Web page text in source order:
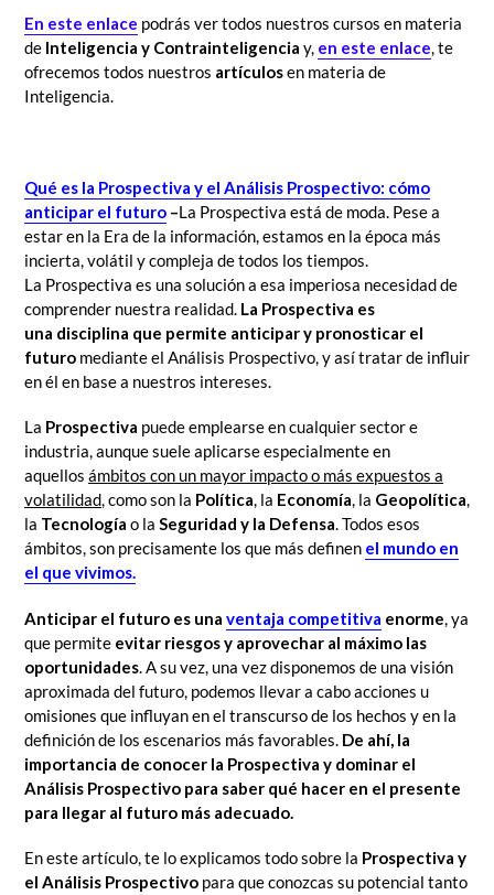
En este enlace podrás ver todos nuestros cursos en materia
de Inteligencia y Contrainteligencia y, en este enlace, te
ofrecemos todos nuestros artículosen materia de
Inteligencia.
Qué es la Prospectiva y el Análisis Prospectivo: cómo
anticipar el futuro –La Prospectiva está de moda. Pese a
estar en la Era de la información, estamos en la época más
incierta, volátil y compleja de todos los tiempos.
La Prospectiva es una solución a esa imperiosa necesidad de
comprender nuestra realidad. La Prospectiva es
una disciplina que permite anticipar y pronosticar el
futuro mediante el Análisis Prospectivo, y así tratar de influir
en él en base a nuestros intereses.
La Prospectiva puede emplearse en cualquier sector e
industria, aunque suele aplicarse especialmente en
aquellos ámbitos con un mayor impacto o más expuestos a
volatilidad, como son la Política, la Economía, la Geopolítica,
la Tecnología o la Seguridad y la Defensa. Todos esos
ámbitos, son precisamente los que más definen el mundo en
el que vivimos.
Anticipar el futuro es una ventaja competitiva enorme, ya
que permite evitar riesgos y aprovechar al máximo las
oportunidades. A su vez, una vez disponemos de una visión
aproximada del futuro, podemos llevar a cabo acciones u
omisiones que influyan en el transcurso de los hechos y en la
definición de los escenarios más favorables. De ahí, la
importancia de conocer la Prospectiva y dominar el
Análisis Prospectivo para saber qué hacer en el presente
para llegar al futuro más adecuado.
En este artículo, te lo explicamos todo sobre la Prospectiva y
el Análisis Prospectivo para que conozcas su potencial tanto